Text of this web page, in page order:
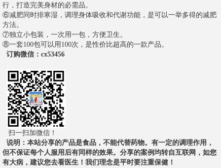
行，打造完美身材的必需品。
⑥减肥同时排寒湿，调理身体吸收和代谢功能，是可以一举多得的减肥
方法。
⑦独立小包装，一次用一包，方便卫生。
⑧一套100包可以用100次，是性价比超高的一款产品。
订购微信 ：cx53456
扫一扫加微信！
说明 ：本站分享的产品是食品，不能代替药物。有一定的调理作用，
但不保证每个人服用后有同样的效果。分享的案例均转自互联网，如您
有大病，建议您去看医生！我们理念是平时要注重保健！